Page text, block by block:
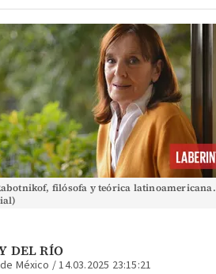
filósofa y teórica latinoamericana.
DEL RÍO
México /14.03.2025 23:15:21